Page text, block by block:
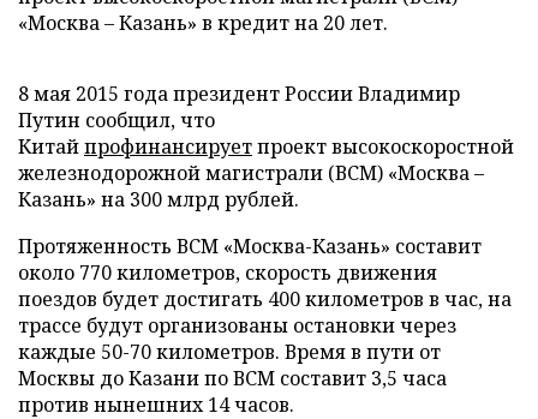
«Москва – Казань» в кредит на 20 лет.
8 мая 2015 года президент России Владимир
Путин сообщил, что
Китайпрофинансируетпроект высокоскоростной
железнодорожной магистрали (ВСМ) «Москва –
Казань» на 300 млрд рублей.
Протяженность ВСМ «Москва-Казань» составит
около 770 километров, скорость движения
поездов будет достигать 400 километров в час, на
трассе будут организованы остановки через
каждые 50-70 километров. Время в пути от
Москвы до Казани по ВСМ составит 3,5 часа
против нынешних 14 часов.